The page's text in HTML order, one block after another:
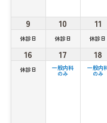
9
休診日
10
休診日
11
休診日
16
休診日
17
一般内科
のみ
18
一般内
のみ